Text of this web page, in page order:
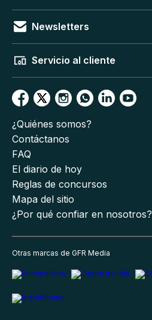
Newsletters
Servicio al cliente
¿Quiénes somos?
Contáctanos
FAQ
El diario de hoy
Reglas de concursos
Mapa del sitio
¿Por qué confiar en nosotros?
Otras marcas de GFR Media